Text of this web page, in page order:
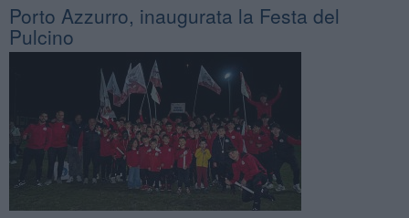
Porto Azzurro, inaugurata la Festa del
Pulcino